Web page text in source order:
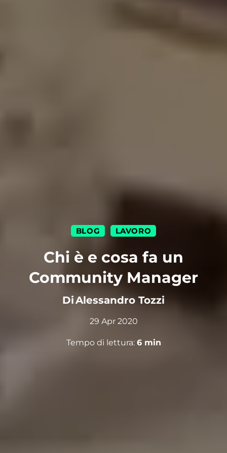
BLOG LAVORO
Chi è e cosa fa un
Community Manager
DiAlessandro Tozzi
29 Apr 2020
Tempo di lettura: 6min